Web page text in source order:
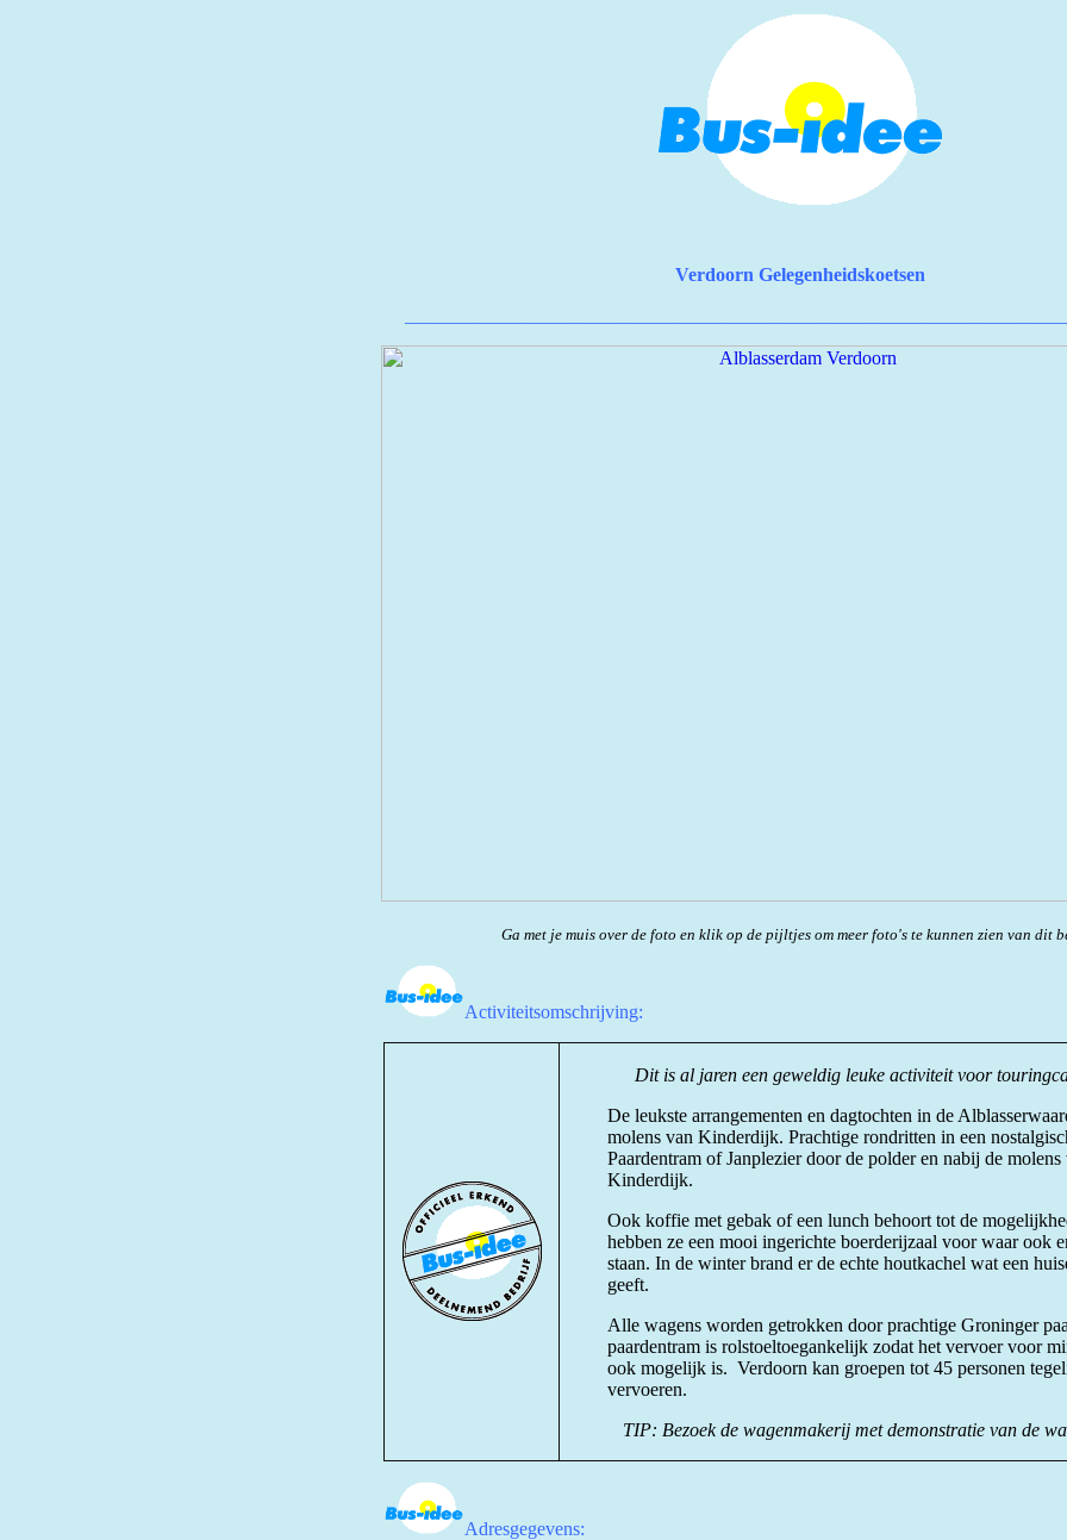
Verdoorn Gelegenheidskoetsen
Ga met je muis over de foto en klik op de pijltjes om meer foto's te kunnen zien van dit
Activiteitsomschrijving:
Dit is al jaren een geweldig leuke activiteit voor
De leukste arrangementen en dagtochten in de
molens van Kinderdijk. Prachtige rondritten in een
Paardentram of Janplezier door de polder en nabij de molens
Kinderdijk.
Ook koffie met gebak of een lunch behoort tot de
hebben ze een mooi ingerichte boerderijzaal voor waar ook
staan. In de winter brand er de echte houtkachel wat een
geeft.
Alle wagens worden getrokken door prachtige Groninger
paardentram is rolstoeltoegankelijk zodat het vervoer voor
ook mogelijk is. Verdoorn kan groepen tot 45 personen
vervoeren.
TIP: Bezoek de wagenmakerij met demonstratie van de
Adresgegevens: